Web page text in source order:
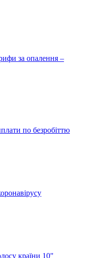
за опалення –
по безробіттю
країни 10"